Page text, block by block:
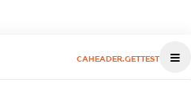
CAHEADER.GETTEST